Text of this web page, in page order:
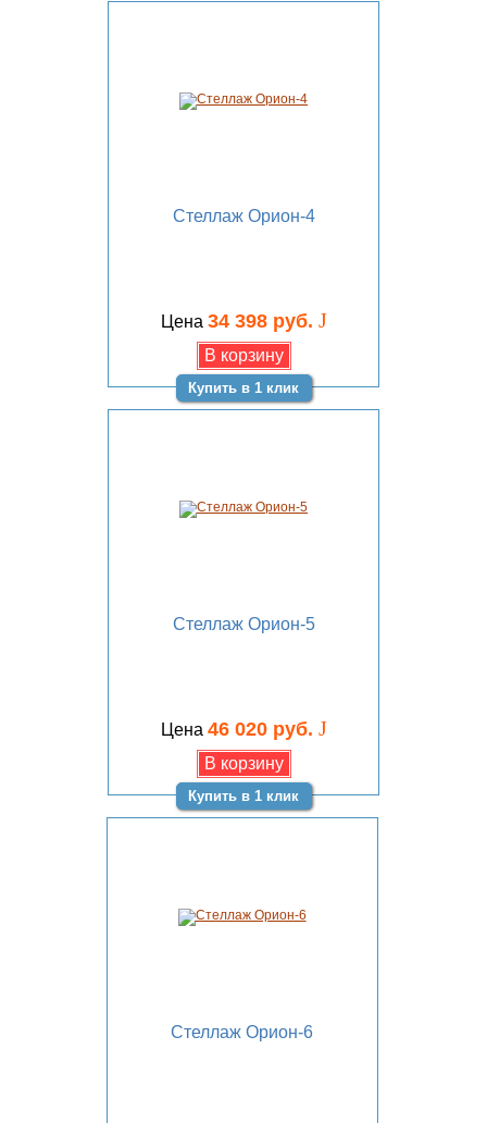
Стеллаж Орион-4
Цена 34 398 руб. J
Купить в 1 клик
Стеллаж Орион-5
Цена 46 020 руб. J
Купить в 1 клик
Стеллаж Орион-6